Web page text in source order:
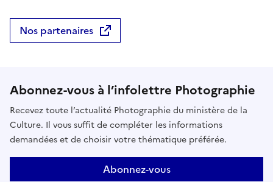
Nos partenaires
Abonnez-vous à l’infolettre Photographie
Recevez toute l’actualité Photographie du ministère de la
Culture. Il vous suffit de compléter les informations
demandées et de choisir votre thématique préférée.
Abonnez-vous